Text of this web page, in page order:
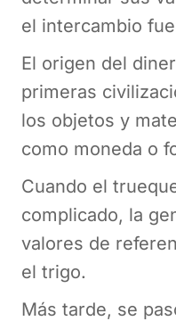
el intercambio
El origen del
primeras
los objetos y
como moneda o
Cuando el
complicado, la
valores de
el trigo.
Más tarde, se